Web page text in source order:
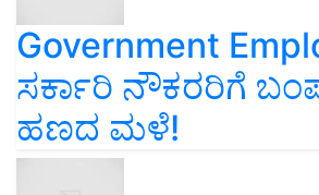
Government
ಸರ್ಕಾರಿ ನೌಕರರಿಗೆ
ಹಣದ ಮಳೆ!